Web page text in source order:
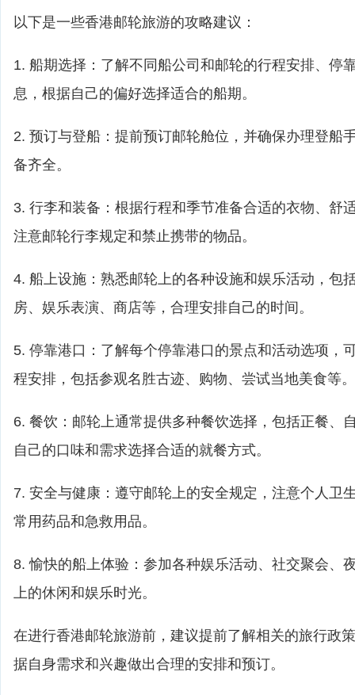
以下是一些香港邮轮旅游的攻略建议：
1. 船期选择：了解不同船公司和邮轮的行程安排、停
息，根据自己的偏好选择适合的船期。
2. 预订与登船：提前预订邮轮舱位，并确保办理登船
备齐全。
3. 行李和装备：根据行程和季节准备合适的衣物、舒
注意邮轮行李规定和禁止携带的物品。
4. 船上设施：熟悉邮轮上的各种设施和娱乐活动，包
房、娱乐表演、商店等，合理安排自己的时间。
5. 停靠港口：了解每个停靠港口的景点和活动选项，
程安排，包括参观名胜古迹、购物、尝试当地美食等。
6. 餐饮：邮轮上通常提供多种餐饮选择，包括正餐、
自己的口味和需求选择合适的就餐方式。
7. 安全与健康：遵守邮轮上的安全规定，注意个人卫
常用药品和急救用品。
8. 愉快的船上体验：参加各种娱乐活动、社交聚会、
上的休闲和娱乐时光。
在进行香港邮轮旅游前，建议提前了解相关的旅行政
据自身需求和兴趣做出合理的安排和预订。